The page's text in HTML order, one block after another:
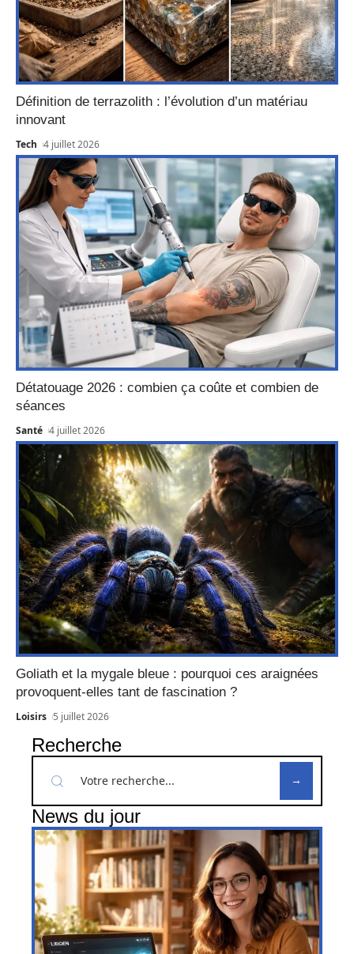
Définition de terrazolith : l’évolution d’un matériau
innovant
Tech 4 juillet 2026
Détatouage 2026 : combien ça coûte et combien de
séances
Santé 4 juillet 2026
Goliath et la mygale bleue : pourquoi ces araignées
provoquent-elles tant de fascination ?
Loisirs 5 juillet 2026
Recherche
News du jour